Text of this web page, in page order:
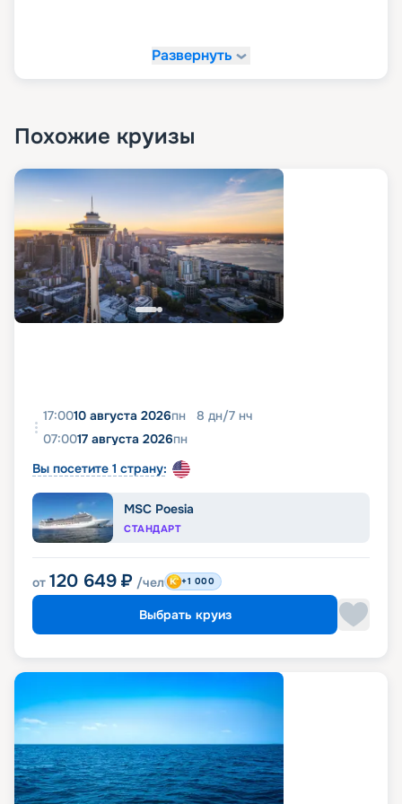
Развернуть
Похожие круизы
17:0010 августа 2026пн 8 дн/7 нч
07:0017 августа 2026пн
Вы посетите 1 страну:
MSC Poesia
СТАНДАРТ
от 120 649 ₽ /чел +1 000
Выбрать круиз